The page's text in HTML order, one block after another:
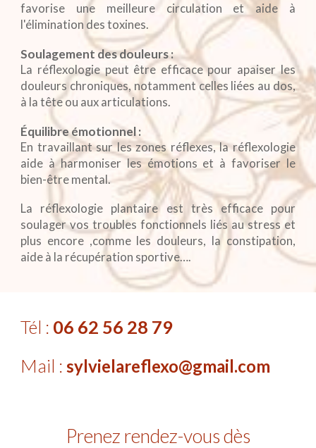
favorise une meilleure circulation et aide à
l'élimination des toxines.
Soulagement des douleurs :
La réflexologie peut être efficace pour apaiser les
douleurs chroniques, notamment celles liées au dos,
à la tête ou aux articulations.
Équilibre émotionnel :
En travaillant sur les zones réflexes, la réflexologie
aide à harmoniser les émotions et à favoriser le
bien-être mental.
La réflexologie plantaire est très efficace pour
soulager vos troubles fonctionnels liés au stress et
plus encore ,comme les douleurs, la constipation,
aide à la récupération sportive….
Tél : 06 62 56 28 79
Mail :sylvielareflexo@gmail.com
Prenez rendez-vous dès